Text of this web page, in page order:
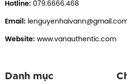
Hotline: 079.6666.468
Email:
Website: www.vanauthentic.com
Danh mục